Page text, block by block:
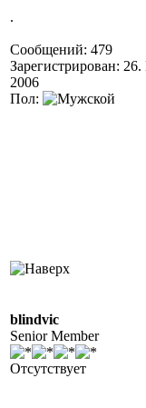
.
Сообщений: 479
Зарегистрирован:
2006
Пол:
blindvic
Senior Member
Отсутствует